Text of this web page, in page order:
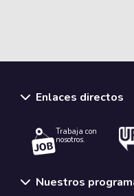
Enlaces directos
Trabaja con
nosotros.
Nuestros